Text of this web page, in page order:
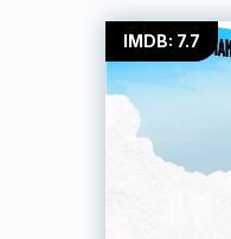
IMDB: 7.7